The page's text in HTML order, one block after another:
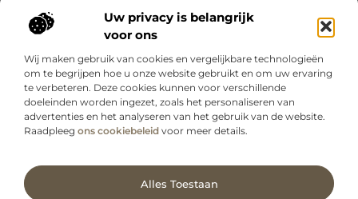
Uw privacy is belangrijk
voor ons
Wij maken gebruik van cookies en vergelijkbare technologieën
om te begrijpen hoe u onze website gebruikt en om uw ervaring
te verbeteren. Deze cookies kunnen voor verschillende
doeleinden worden ingezet, zoals het personaliseren van
advertenties en het analyseren van het gebruik van de website.
Raadpleeg ons cookiebeleid voor meer details.
Alles Toestaan Ga Naar
Bericht categorie
Onze informatie